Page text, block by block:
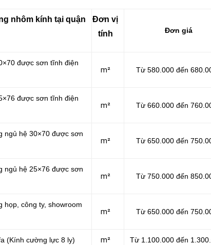
nhôm kính tại quận
Đơn vị
tính
Đơn giá
được sơn tĩnh điện
m² Từ 580.000 đến
được sơn tĩnh điện
m² Từ 660.000 đến
ngủ hệ 30×70 được sơn
m² Từ 650.000 đến
ngủ hệ 25×76 được sơn
m² Từ 750.000 đến
họp, công ty, showroom
m² Từ 650.000 đến
(Kính cường lực 8 ly) m² Từ 1.100.000 đến